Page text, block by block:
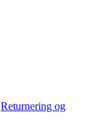
Returnering og